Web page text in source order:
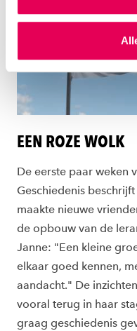
gepersonaliseerde
cookiestatement.
instellen welke cookies
toestemming altijd
ons
cookiestatement
EEN ROZE WOLK
De eerste paar weken
Geschiedenis beschrijft
maakte nieuwe
de opbouw van de
Janne: "Een kleine
elkaar goed kennen,
aandacht." De
vooral terug in haar
graag geschiedenis